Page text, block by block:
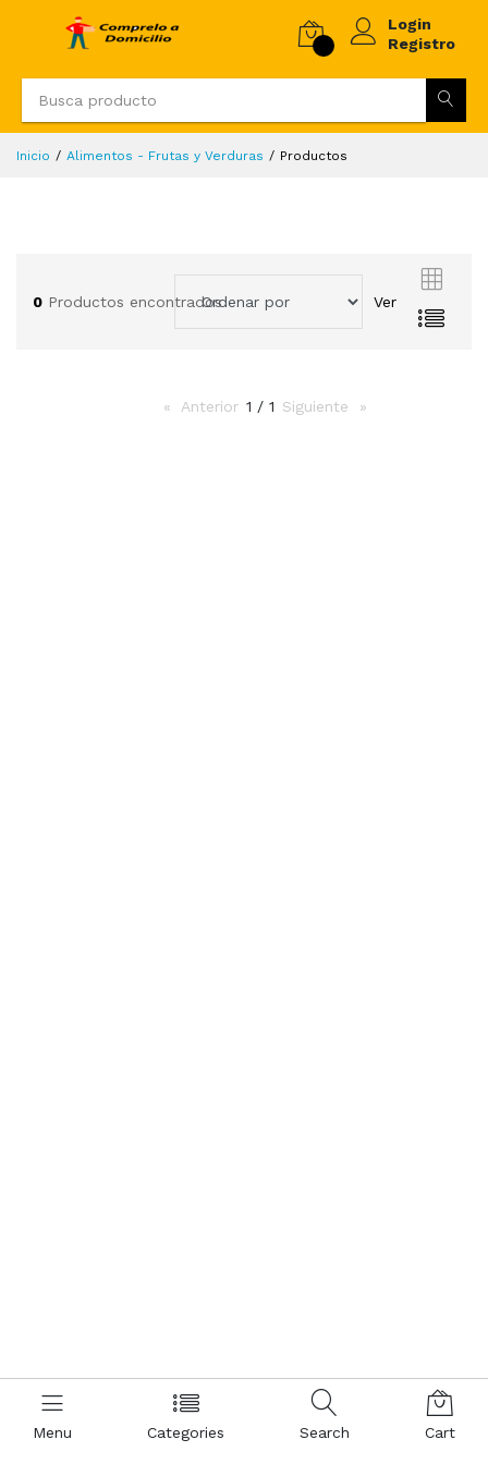
Login
Registro
Menu Categories Search Cart
Inicio Alimentos - Frutas y Verduras Productos
0 Productos encontrados Ver
Anterior page
1 / 1 Siguiente page